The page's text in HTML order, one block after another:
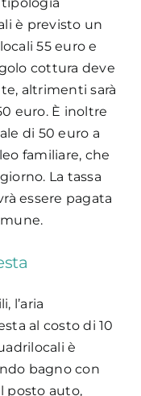
è previsto un
55 euro e
cottura deve
altrimenti sarà
euro. È inoltre
di 50 euro a
familiare, che
La tassa
essere pagata
l’aria
al costo di 10
è
bagno con
posto auto,